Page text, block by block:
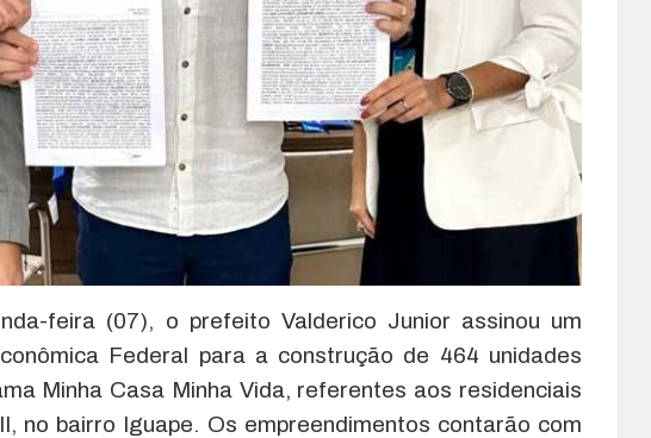
feira (07), o prefeito Valderico Junior assinou um
Federal para a construção de 464 unidades
Minha Casa Minha Vida, referentes aos residenciais
no bairro Iguape. Os empreendimentos contarão com